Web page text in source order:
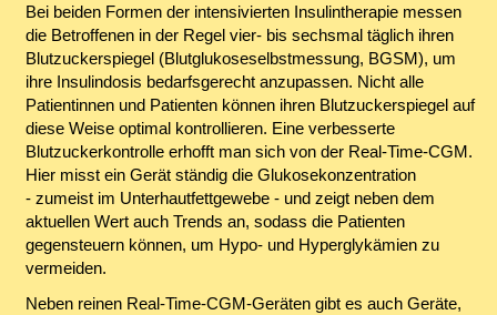
Bei beiden Formen der intensivierten Insulintherapie messen
die Betroffenen in der Regel vier- bis sechsmal täglich ihren
Blutzuckerspiegel (Blutglukoseselbstmessung, BGSM), um
ihre Insulindosis bedarfsgerecht anzupassen. Nicht alle
Patientinnen und Patienten können ihren Blutzuckerspiegel auf
diese Weise optimal kontrollieren. Eine verbesserte
Blutzuckerkontrolle erhofft man sich von der Real-Time-CGM.
Hier misst ein Gerät ständig die Glukosekonzentration
- zumeist im Unterhautfettgewebe - und zeigt neben dem
aktuellen Wert auch Trends an, sodass die Patienten
gegensteuern können, um Hypo- und Hyperglykämien zu
vermeiden.
Neben reinen Real-Time-CGM-Geräten gibt es auch Geräte,